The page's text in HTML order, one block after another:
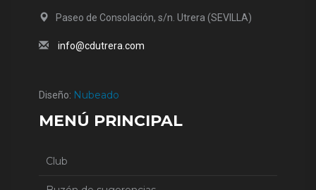
Paseo de Consolación, s/n. Utrera (SEVILLA)
info@cdutrera.com
Diseño: Nubeado
MENÚ PRINCIPAL
Club